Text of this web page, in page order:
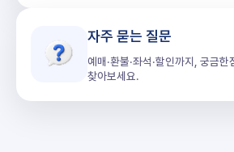
자주 묻는 질문
예매·환불·좌석·할인까지, 궁금한
찾아보세요.